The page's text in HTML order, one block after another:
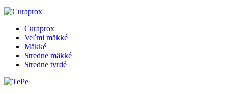
Curaprox
Veľmi mäkké
Mäkké
Stredne mäkké
Stredne tvrdé